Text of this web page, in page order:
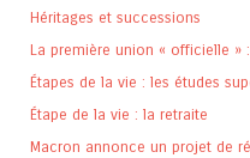
Héritages et successions
La première union « officielle
Étapes de la vie : les études
Étape de la vie : la retraite
Macron annonce un projet de